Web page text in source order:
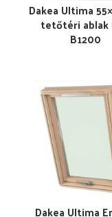
Dakea Ultima
tetőtéri ablak
B1200
Dakea Ultima